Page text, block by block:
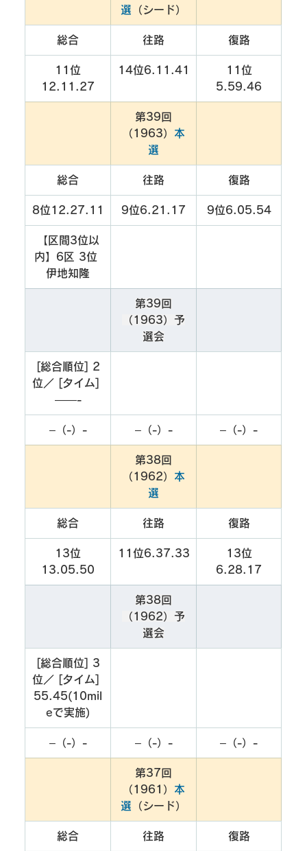
選 （シード）
総合 往路 復路
11位
12.11.27
14位6.11.41
11位
5.59.46
第39回
（1963） 本
選
総合 往路 復路
8位12.27.11 9位6.21.17 9位6.05.54
【区間3位以
内】6区 3位
伊地知隆
第39回
（1963）予
選会
[総合順位] 2
位／ [タイム]
——-
–（-）- –（-）- –（-）-
第38回
（1962） 本
選
総合 往路 復路
13位
13.05.50
11位6.37.33
13位
6.28.17
第38回
（1962）予
選会
[総合順位] 3
位／ [タイム]
55.45(10mil
eで実施)
–（-）- –（-）- –（-）-
第37回
（1961） 本
選 （シード）
総合 往路 復路